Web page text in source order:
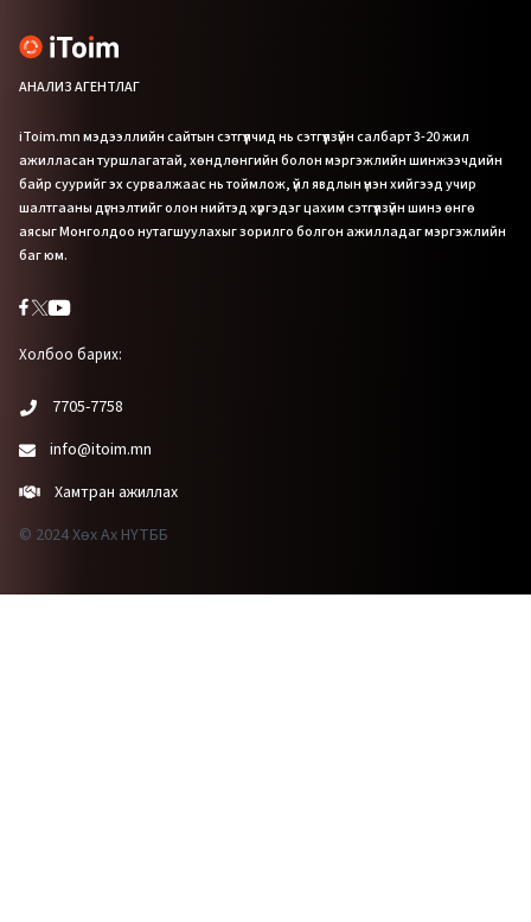
АНАЛИЗ АГЕНТЛАГ
iToim.mn мэдээллийн сайтын сэтгүүлчид нь сэтгүүлзүйн салбарт 3-20 жил
ажилласан туршлагатай, хөндлөнгийн болон мэргэжлийн шинжээчдийн
байр суурийг эх сурвалжаас нь тоймлож, үйл явдлын үнэн хийгээд учир
шалтгааны дүгнэлтийг олон нийтэд хүргэдэг цахим сэтгүүлзүйн шинэ өнгө
аясыг Монголдоо нутагшуулахыг зорилго болгон ажилладаг мэргэжлийн
баг юм.
Холбоо барих:
7705-7758
info@itoim.mn
Хамтран ажиллах
© 2024 Хөх Ах НҮТББ